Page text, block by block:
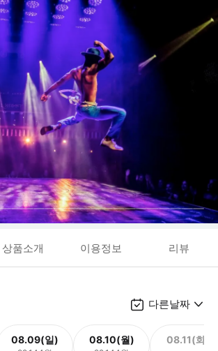
상품소개 이용정보 리뷰
다른날짜
08.09(일) 08.10(월) 08.11(화)